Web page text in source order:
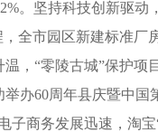
。坚持科技创新驱动
全市园区新建标准厂
，“零陵古城”保护项
办60周年县庆暨中国
商务发展迅速，淘